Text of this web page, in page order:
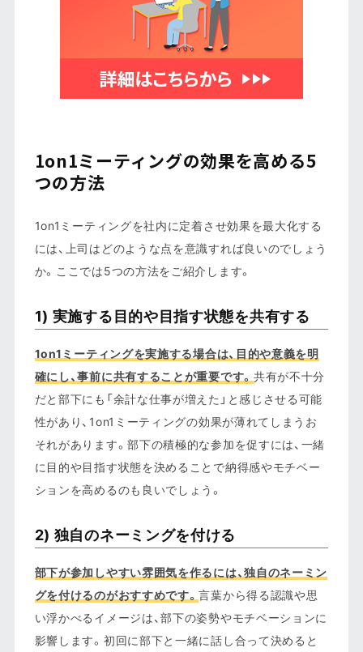
1on1ミーティングの効果を高める5
つの方法
1on1ミーティングを社内に定着させ効果を最大化する
には、上司はどのような点を意識すれば良いのでしょう
か。ここでは5つの方法をご紹介します。
1) 実施する目的や目指す状態を共有する
1on1ミーティングを実施する場合は、目的や意義を明
確にし、事前に共有することが重要です。 共有が不十分
だと部下にも「余計な仕事が増えた」と感じさせる可能
性があり、1on1ミーティングの効果が薄れてしまうお
それがあります。部下の積極的な参加を促すには、一緒
に目的や目指す状態を決めることで納得感やモチベー
ションを高めるのも良いでしょう。
2) 独自のネーミングを付ける
部下が参加しやすい雰囲気を作るには、独自のネーミン
グを付けるのがおすすめです。言葉から得る認識や思
い浮かべるイメージは、部下の姿勢やモチベーションに
影響します。初回に部下と一緒に話し合って決めると